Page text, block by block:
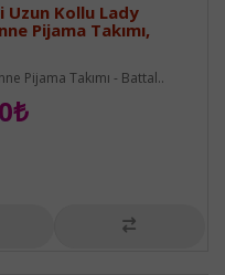
Uzun Kollu Lady
Pijama Takımı,
Pijama Takımı - Battal..